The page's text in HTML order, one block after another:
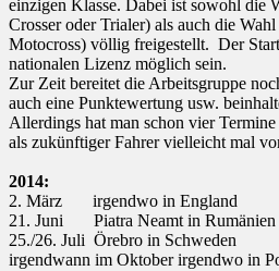
einzigen Klasse. Dabei ist sowohl die
Crosser oder Trialer) als auch die
Motocross) völlig freigestellt. Der
nationalen Lizenz möglich sein.
Zur Zeit bereitet die Arbeitsgruppe
auch eine Punktewertung usw.
Allerdings hat man schon vier
als zukünftiger Fahrer vielleicht mal
2014:
2. März irgendwo in England
21. Juni Piatra Neamt in Rumänien
25./26. Juli Örebro in Schweden
irgendwann im Oktober irgendwo in